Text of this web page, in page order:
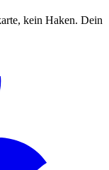
kein Haken. Dein